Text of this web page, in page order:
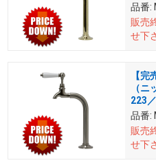
品番:
販売
せ下
【
（
223
品番:
販売
せ下